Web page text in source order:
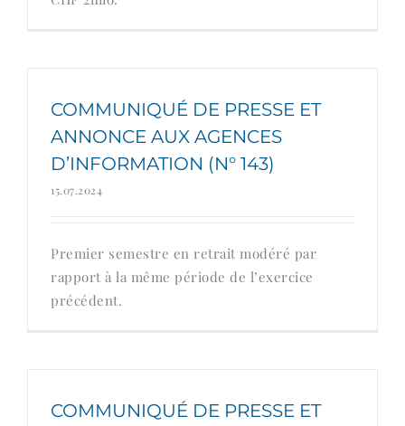
COMMUNIQUÉ DE PRESSE ET
ANNONCE AUX AGENCES
D’INFORMATION (N° 143)
15.07.2024
Premier semestre en retrait modéré par
rapport à la même période de l’exercice
précédent.
COMMUNIQUÉ DE PRESSE ET